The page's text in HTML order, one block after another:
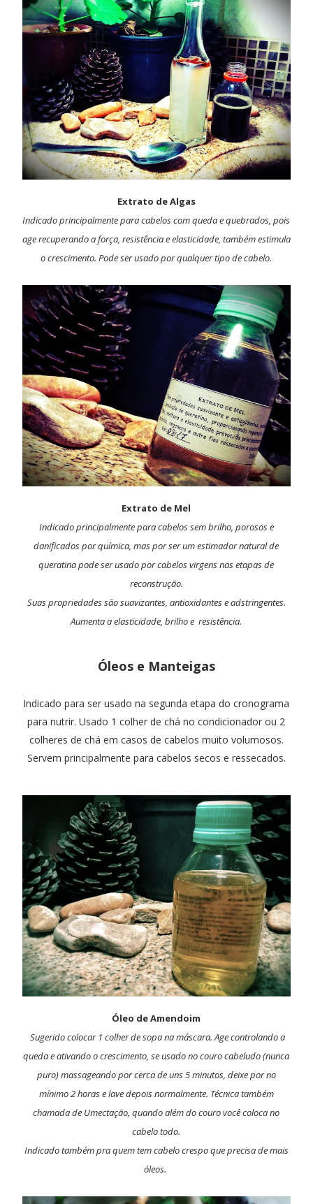
Extrato de Algas
Indicado principalmente para cabelos com queda e quebrados, pois
age recuperando a força, resistência e elasticidade, também estimula
o crescimento. Pode ser usado por qualquer tipo de cabelo.
Extrato de Mel
Indicado principalmente para cabelos sem brilho, porosos e
danificados por química, mas por ser um estimador natural de
queratina pode ser usado por cabelos virgens nas etapas de
reconstrução.
Suas propriedades são suavizantes, antioxidantes e adstringentes.
Aumenta a elasticidade, brilho e resistência.
Óleos e Manteigas
Indicado para ser usado na segunda etapa do cronograma
para nutrir. Usado 1 colher de chá no condicionador ou 2
colheres de chá em casos de cabelos muito volumosos.
Servem principalmente para cabelos secos e ressecados.
Óleo de Amendoim
Sugerido colocar 1 colher de sopa na máscara. Age controlando a
queda e ativando o crescimento, se usado no couro cabeludo (nunca
puro) massageando por cerca de uns 5 minutos, deixe por no
mínimo 2 horas e lave depois normalmente. Técnica também
chamada de Umectação, quando além do couro você coloca no
cabelo todo.
Indicado também pra quem tem cabelo crespo que precisa de mais
óleos.